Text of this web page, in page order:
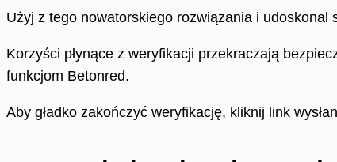
Użyj z tego nowatorskiego rozwiązania i udoskonal
Korzyści płynące z weryfikacji przekraczają
funkcjom Betonred.
Aby gładko zakończyć weryfikację, kliknij link